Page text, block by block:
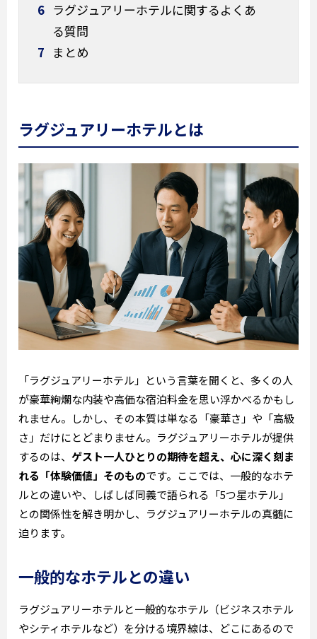
6 ラグジュアリーホテルに関するよくあ
る質問
7 まとめ
ラグジュアリーホテルとは
「ラグジュアリーホテル」という言葉を聞くと、多くの人
が豪華絢爛な内装や高価な宿泊料金を思い浮かべるかもし
れません。しかし、その本質は単なる「豪華さ」や「高級
さ」だけにとどまりません。ラグジュアリーホテルが提供
するのは、 ゲスト一人ひとりの期待を超え、心に深く刻ま
れる「体験価値」そのものです。ここでは、一般的なホテ
ルとの違いや、しばしば同義で語られる「5つ星ホテル」
との関係性を解き明かし、ラグジュアリーホテルの真髄に
迫ります。
一般的なホテルとの違い
ラグジュアリーホテルと一般的なホテル（ビジネスホテル
やシティホテルなど）を分ける境界線は、どこにあるので